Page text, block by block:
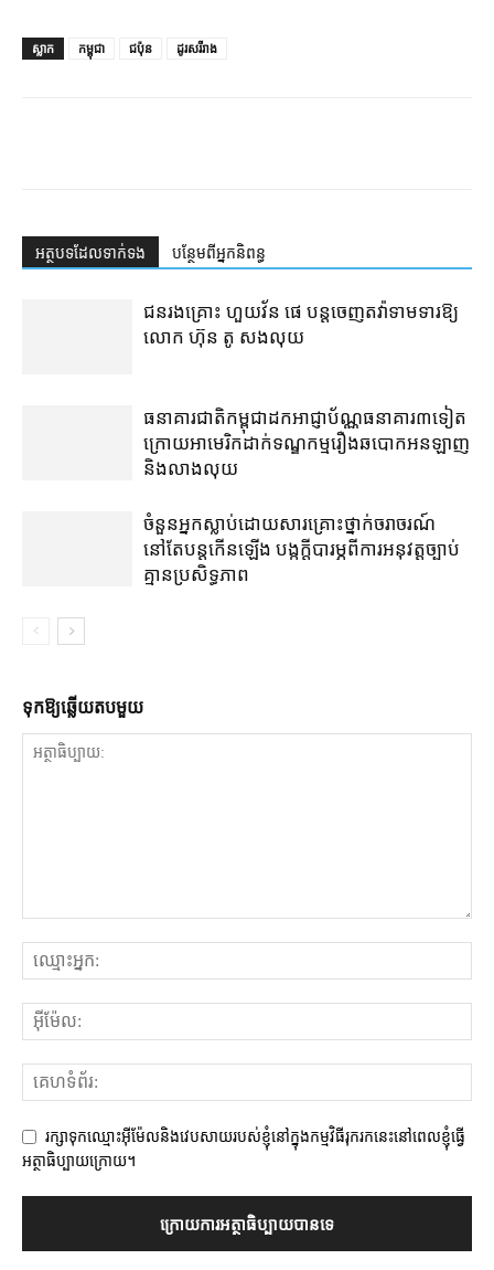
ស្លាក កម្ពុជា ជប៉ុន ដូរសរីរាង
អត្ថបទ​ដែល​ទាក់ទង បន្ថែម​ពី​អ្នកនិពន្ធ
ជនរងគ្រោះ ហួយវ័ន ផេ បន្ត​ចេញ​តវ៉ា​ទាមទារ​ឱ្យ​
លោក ហ៊ុន តូ សង​លុយ
ធនាគារជាតិ​កម្ពុជា​ដក​អាជ្ញាប័ណ្ណ​ធនាគារ​៣​​ទៀត​
ក្រោយ​អាមេរិក​ដាក់​ទណ្ឌកម្ម​​រឿង​ឆបោក​អនឡាញ
និង​លាងលុយ
ចំនួន​អ្នក​ស្លាប់​ដោយសារ​គ្រោះថ្នាក់​ចរាចរណ៍​
នៅតែ​បន្ត​កើនឡើង បង្ក​ក្តី​បារម្ភ​ពី​ការអនុវត្ត​ច្បាប់​
គ្មាន​ប្រសិទ្ធភាព
ទុក​ឱ្យ​ឆ្លើយ​តប​មួយ
រក្សាទុកឈ្មោះអ៊ីម៉ែលនិងវេបសាយរបស់ខ្ញុំនៅក្នុងកម្មវិធីរុករកនេះនៅពេលខ្ញុំធ្វើ
អត្ថាធិប្បាយក្រោយ។